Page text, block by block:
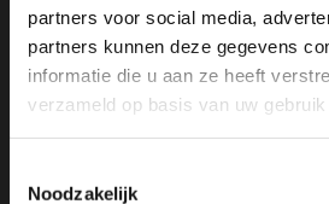
partners voor social media,
partners kunnen deze gegevens
informatie die u aan ze heeft
verzameld op basis van uw
Noodzakelijk
+31 6 42 52
+31 6 42 52